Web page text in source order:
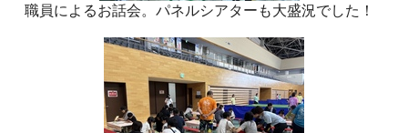
職員によるお話会。パネルシアターも大盛況でした！